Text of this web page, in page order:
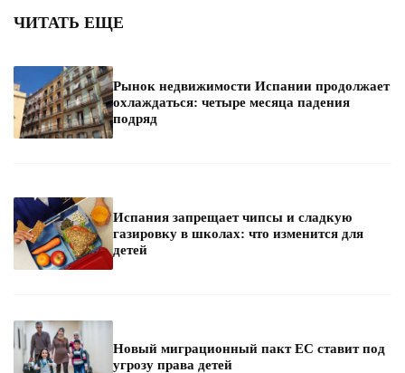
ЧИТАТЬ ЕЩЕ
Рынок недвижимости Испании продолжает
охлаждаться: четыре месяца падения
подряд
Испания запрещает чипсы и сладкую
газировку в школах: что изменится для
детей
Новый миграционный пакт ЕС ставит под
угрозу права детей